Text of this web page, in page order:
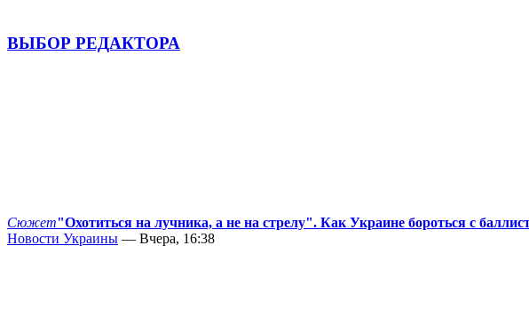
ВЫБОР РЕДАКТОРА
Сюжет"Охотиться на лучника, а не на стрелу". Как Украине бороться с
Новости Украины — Вчера, 16:38